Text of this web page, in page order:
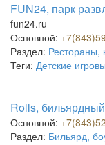
FUN24, парк
fun24.ru
Основной:
Раздел: Рестораны,
Теги: Детские
Rolls,
Основной:
Раздел: Бильярд,